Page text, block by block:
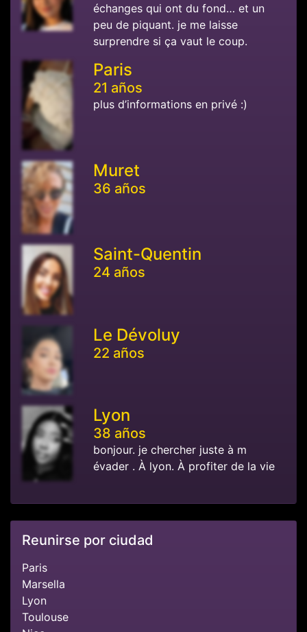
échanges qui ont du fond… et un
peu de piquant. je me laisse
surprendre si ça vaut le coup.
Paris
21 años
plus d’informations en privé :)
Muret
36 años
Saint-Quentin
24 años
Le Dévoluy
22 años
Lyon
38 años
bonjour. je chercher juste à m
évader . À lyon. À profiter de la vie
Reunirse por ciudad
Paris
Marsella
Lyon
Toulouse